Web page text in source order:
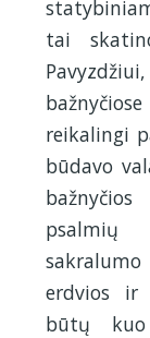
tai
reikalingi
būdavo
psalmių
erdvios ir
būtų kuo